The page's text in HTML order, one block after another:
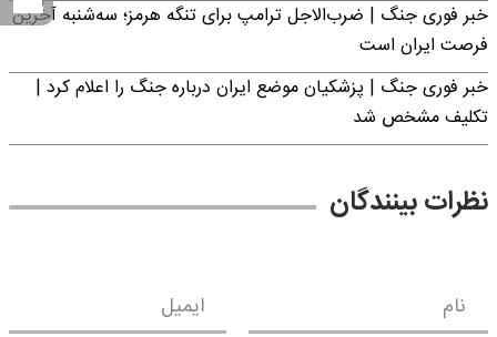
خبر فوری جنگ | ضرب‌الاجل ترامپ برای تنگه هرمز؛ سه‌شنبه آخرین
فرصت ایران است
خبر فوری جنگ | پزشکیان موضع ایران درباره جنگ را اعلام کرد |
تکلیف مشخص شد
نظرات بینندگان
نام ایمیل